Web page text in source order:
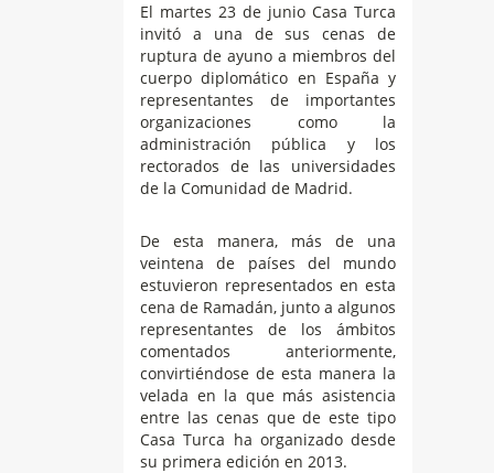
El martes 23 de junio Casa Turca
invitó a una de sus cenas de
ruptura de ayuno a miembros del
cuerpo diplomático en España y
representantes de importantes
organizaciones como la
administración pública y los
rectorados de las universidades
de la Comunidad de Madrid.
De esta manera, más de una
veintena de países del mundo
estuvieron representados en esta
cena de Ramadán, junto a algunos
representantes de los ámbitos
comentados anteriormente,
convirtiéndose de esta manera la
velada en la que más asistencia
entre las cenas que de este tipo
Casa Turca ha organizado desde
su primera edición en 2013.